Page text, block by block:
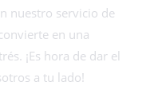
nuestro servicio de
en una
¡Es hora de dar el
a tu lado!